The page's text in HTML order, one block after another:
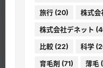
旅行(20) 株式会
株式会社デネット
比較(22) 科学
育毛剤 (71) 薄毛